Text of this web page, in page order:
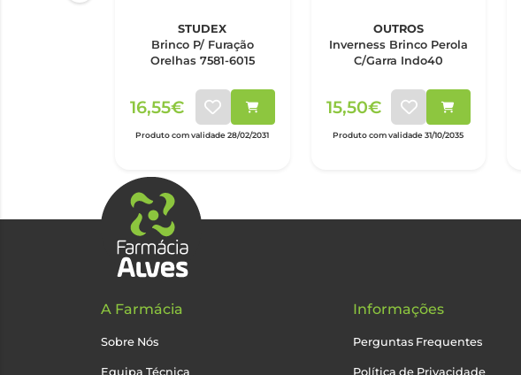
STUDEX
Brinco P/ Furação
Orelhas 7581-6015
16,55€
Produto com validade 28/02/2031
OUTROS
Inverness Brinco Perola
C/Garra Indo40
15,50€
Produto com validade 31/10/2035
A Farmácia
Sobre Nós
Equipa Técnica
Informações
Perguntas Frequentes
Política de Privacidade